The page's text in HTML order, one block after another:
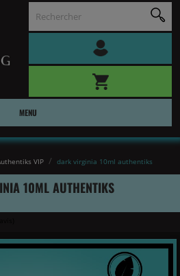
MENU
VIP dark virginia 10ml authentiks
10ML AUTHENTIKS